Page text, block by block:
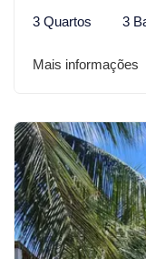
3 Quartos 3
Mais informações